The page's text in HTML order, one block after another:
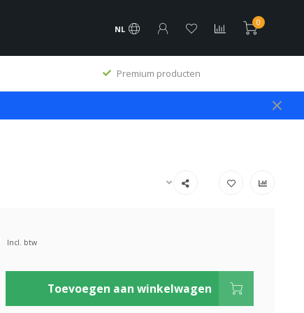
NL
0
Premium producten
Incl. btw
Toevoegen aan winkelwagen